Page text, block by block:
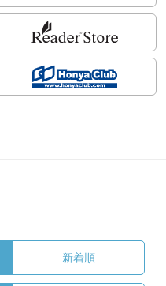
新着順